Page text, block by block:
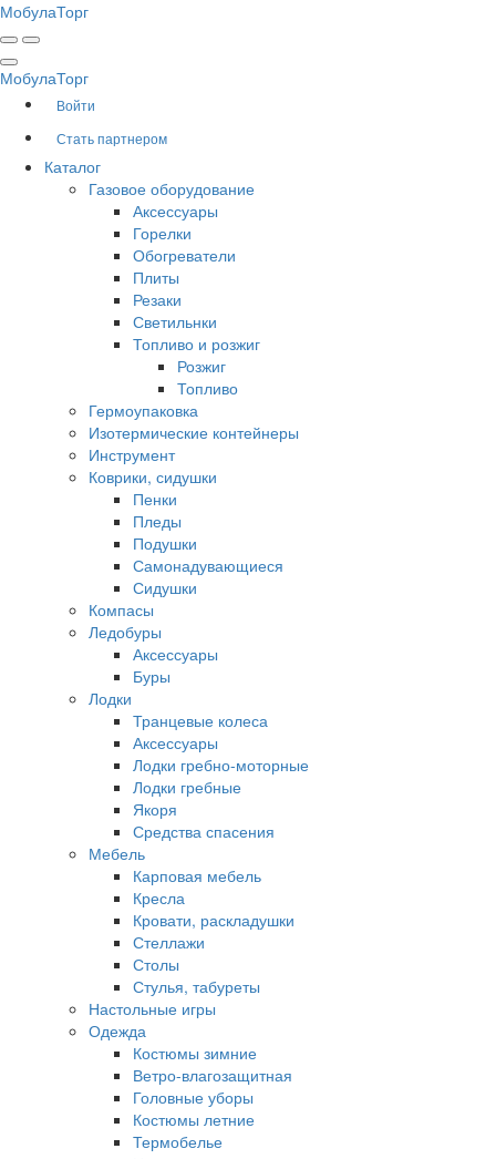
МобулаТорг
МобулаТорг
Войти
Стать партнером
Каталог
Газовое оборудование
Аксессуары
Горелки
Обогреватели
Плиты
Резаки
Светильнки
Топливо и розжиг
Розжиг
Топливо
Гермоупаковка
Изотермические контейнеры
Инструмент
Коврики, сидушки
Пенки
Пледы
Подушки
Самонадувающиеся
Сидушки
Компасы
Ледобуры
Аксессуары
Буры
Лодки
Транцевые колеса
Аксессуары
Лодки гребно-моторные
Лодки гребные
Якоря
Средства спасения
Мебель
Карповая мебель
Кресла
Кровати, раскладушки
Стеллажи
Столы
Стулья, табуреты
Настольные игры
Одежда
Костюмы зимние
Ветро-влагозащитная
Головные уборы
Костюмы летние
Термобелье